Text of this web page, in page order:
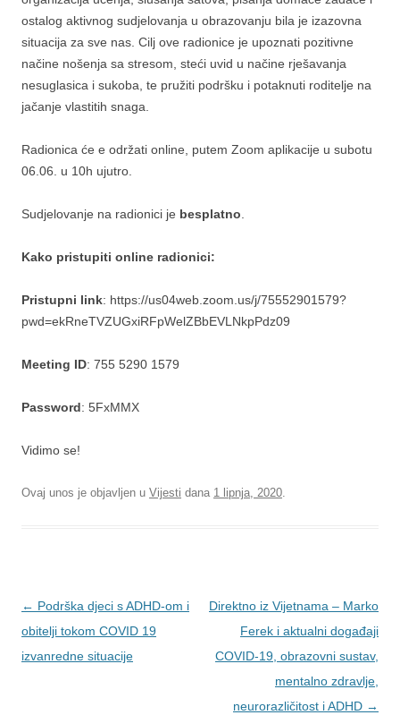
ostalog aktivnog sudjelovanja u obrazovanju bila je izazovna
situacija za sve nas. Cilj ove radionice je upoznati pozitivne
načine nošenja sa stresom, steći uvid u načine rješavanja
nesuglasica i sukoba, te pružiti podršku i potaknuti roditelje na
jačanje vlastitih snaga.
Radionica će e održati online, putem Zoom aplikacije u subotu
06.06. u 10h ujutro.
Sudjelovanje na radionici je besplatno.
Kako pristupiti online radionici:
Pristupni link: https://us04web.zoom.us/j/75552901579?
pwd=ekRneTVZUGxiRFpWelZBbEVLNkpPdz09
Meeting ID: 755 5290 1579
Password: 5FxMMX
Vidimo se!
Ovaj unos je objavljen u Vijesti dana 1 lipnja, 2020.
Navigacija
objava
← Podrška djeci s ADHD-om i
obitelji tokom COVID 19
izvanredne situacije
Direktno iz Vijetnama – Marko
Ferek i aktualni događaji
COVID-19, obrazovni sustav,
mentalno zdravlje,
neurorazličitost i ADHD →